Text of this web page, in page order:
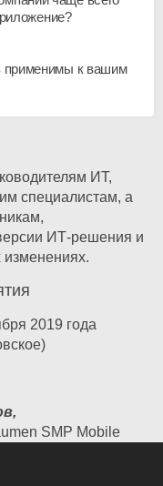
ИТ,
специалистам, а
ИТ-решения и
изменениях.
2019 года
SMP Mobile